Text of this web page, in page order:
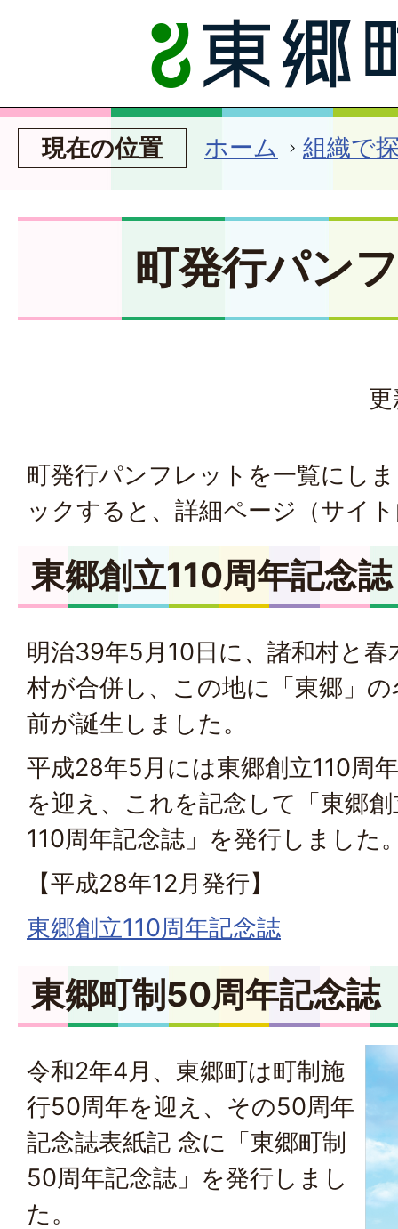
現在の位置 ホーム 組織で
町発行パン
町発行パンフレットを一覧にし
ックすると、詳細ページ（サイ
東郷創立110周年記念誌
明治39年5月10日に、諸和村と春
村が合併し、この地に「東郷」の
前が誕生しました。
平成28年5月には東郷創立110周年
を迎え、これを記念して「東郷
110周年記念誌」を発行しました
【平成28年12月発行】
東郷創立110周年記念誌
東郷町制50周年記念誌
令和2年4月、東郷町は町制施
行50周年を迎え、その50周年
記念誌表紙記 念に「東郷町制
50周年記念誌」を発行しまし
た。